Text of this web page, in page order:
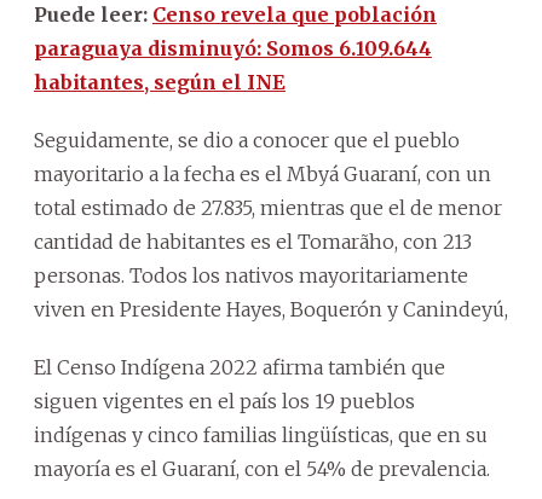
Puede leer: Censo revela que población
paraguaya disminuyó: Somos 6.109.644
habitantes, según el INE
Seguidamente, se dio a conocer que el pueblo
mayoritario a la fecha es el Mbyá Guaraní, con un
total estimado de 27.835, mientras que el de menor
cantidad de habitantes es el Tomarãho, con 213
personas. Todos los nativos mayoritariamente
viven en Presidente Hayes, Boquerón y Canindeyú,
El Censo Indígena 2022 afirma también que
siguen vigentes en el país los 19 pueblos
indígenas y cinco familias lingüísticas, que en su
mayoría es el Guaraní, con el 54% de prevalencia.